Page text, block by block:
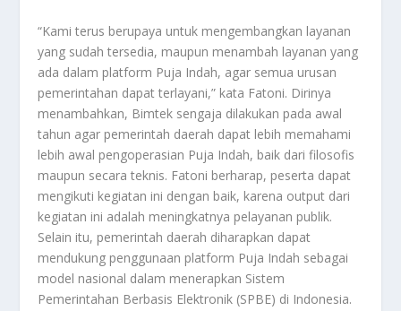
“Kami terus berupaya untuk mengembangkan layanan
yang sudah tersedia, maupun menambah layanan yang
ada dalam platform Puja Indah, agar semua urusan
pemerintahan dapat terlayani,” kata Fatoni. Dirinya
menambahkan, Bimtek sengaja dilakukan pada awal
tahun agar pemerintah daerah dapat lebih memahami
lebih awal pengoperasian Puja Indah, baik dari filosofis
maupun secara teknis. Fatoni berharap, peserta dapat
mengikuti kegiatan ini dengan baik, karena output dari
kegiatan ini adalah meningkatnya pelayanan publik.
Selain itu, pemerintah daerah diharapkan dapat
mendukung penggunaan platform Puja Indah sebagai
model nasional dalam menerapkan Sistem
Pemerintahan Berbasis Elektronik (SPBE) di Indonesia.